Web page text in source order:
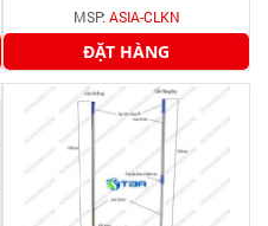
MSP: ASIA-CLKN
ĐẶT HÀNG